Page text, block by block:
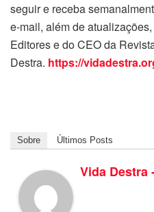
seguir e receba
e-mail, além de
Editores e do CEO da
Destra. https://
Sobre Últimos Posts
Vida Destra